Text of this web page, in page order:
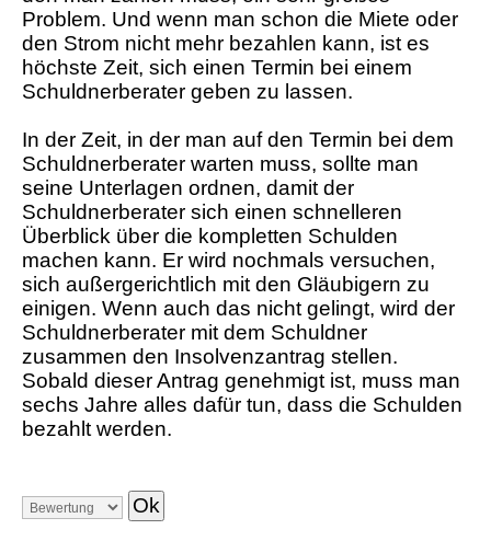
Problem. Und wenn man schon die Miete oder
den Strom nicht mehr bezahlen kann, ist es
höchste Zeit, sich einen Termin bei einem
Schuldnerberater geben zu lassen.
In der Zeit, in der man auf den Termin bei dem
Schuldnerberater warten muss, sollte man
seine Unterlagen ordnen, damit der
Schuldnerberater sich einen schnelleren
Überblick über die kompletten Schulden
machen kann. Er wird nochmals versuchen,
sich außergerichtlich mit den Gläubigern zu
einigen. Wenn auch das nicht gelingt, wird der
Schuldnerberater mit dem Schuldner
zusammen den Insolvenzantrag stellen.
Sobald dieser Antrag genehmigt ist, muss man
sechs Jahre alles dafür tun, dass die Schulden
bezahlt werden.